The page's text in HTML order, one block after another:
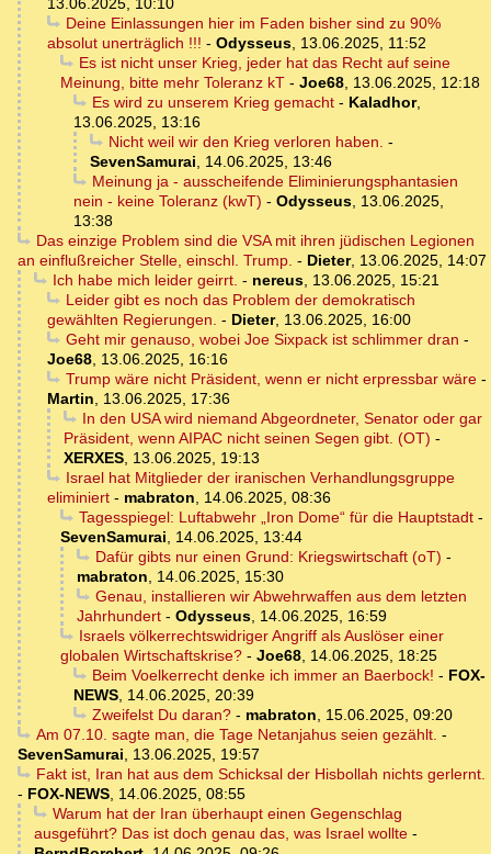
13.06.2025, 10:10
Deine Einlassungen hier im Faden bisher sind zu 90%
absolut unerträglich !!! - Odysseus, 13.06.2025, 11:52
Es ist nicht unser Krieg, jeder hat das Recht auf seine
Meinung, bitte mehr Toleranz kT - Joe68, 13.06.2025, 12:18
Es wird zu unserem Krieg gemacht- Kaladhor,
13.06.2025, 13:16
Nicht weil wir den Krieg verloren haben. -
SevenSamurai, 14.06.2025, 13:46
Meinung ja - ausscheifende Eliminierungsphantasien
nein - keine Toleranz (kwT) - Odysseus, 13.06.2025,
13:38
Das einzige Problem sind die VSA mit ihren jüdischen Legionen
an einflußreicher Stelle, einschl. Trump. - Dieter, 13.06.2025, 14:07
Ich habe mich leider geirrt. - nereus, 13.06.2025, 15:21
Leider gibt es noch das Problem der demokratisch
gewählten Regierungen. - Dieter, 13.06.2025, 16:00
Geht mir genauso, wobei Joe Sixpack ist schlimmer dran -
Joe68, 13.06.2025, 16:16
Trump wäre nicht Präsident, wenn er nicht erpressbar wäre-
Martin, 13.06.2025, 17:36
In den USA wird niemand Abgeordneter, Senator oder gar
Präsident, wenn AIPAC nicht seinen Segen gibt. (OT) -
XERXES, 13.06.2025, 19:13
Israel hat Mitglieder der iranischen Verhandlungsgruppe
eliminiert - mabraton, 14.06.2025, 08:36
Tagesspiegel: Luftabwehr „Iron Dome“ für die Hauptstadt-
SevenSamurai, 14.06.2025, 13:44
Dafür gibts nur einen Grund: Kriegswirtschaft (oT) -
mabraton, 14.06.2025, 15:30
Genau, installieren wir Abwehrwaffen aus dem letzten
Jahrhundert - Odysseus, 14.06.2025, 16:59
Israels völkerrechtswidriger Angriff als Auslöser einer
globalen Wirtschaftskrise? - Joe68, 14.06.2025, 18:25
Beim Voelkerrecht denke ich immer an Baerbock! - FOX-
NEWS, 14.06.2025, 20:39
Zweifelst Du daran?- mabraton, 15.06.2025, 09:20
Am 07.10. sagte man, die Tage Netanjahus seien gezählt. -
SevenSamurai, 13.06.2025, 19:57
Fakt ist, Iran hat aus dem Schicksal der Hisbollah nichts gerlernt.
- FOX-NEWS, 14.06.2025, 08:55
Warum hat der Iran überhaupt einen Gegenschlag
ausgeführt? Das ist doch genau das, was Israel wollte -